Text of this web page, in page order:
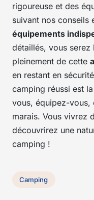
rigoureuse et des
suivant nos conseils
équipements
détaillés, vous
pleinement de cette
en restant en
camping réussi est
vous, équipez-vous,
marais. Vous vivrez
découvrirez une
camping !
Camping